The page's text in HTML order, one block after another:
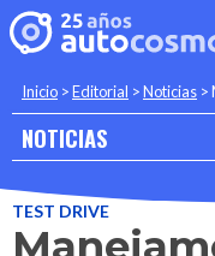
Inicio >Editorial >Noticias >
NOTICIAS
TEST DRIVE